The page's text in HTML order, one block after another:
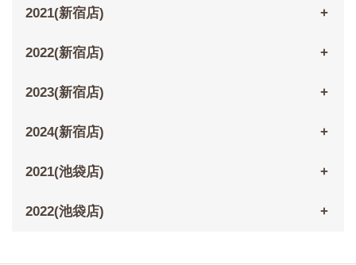
2021(新宿店)
2022(新宿店)
2023(新宿店)
2024(新宿店)
2021(池袋店)
2022(池袋店)